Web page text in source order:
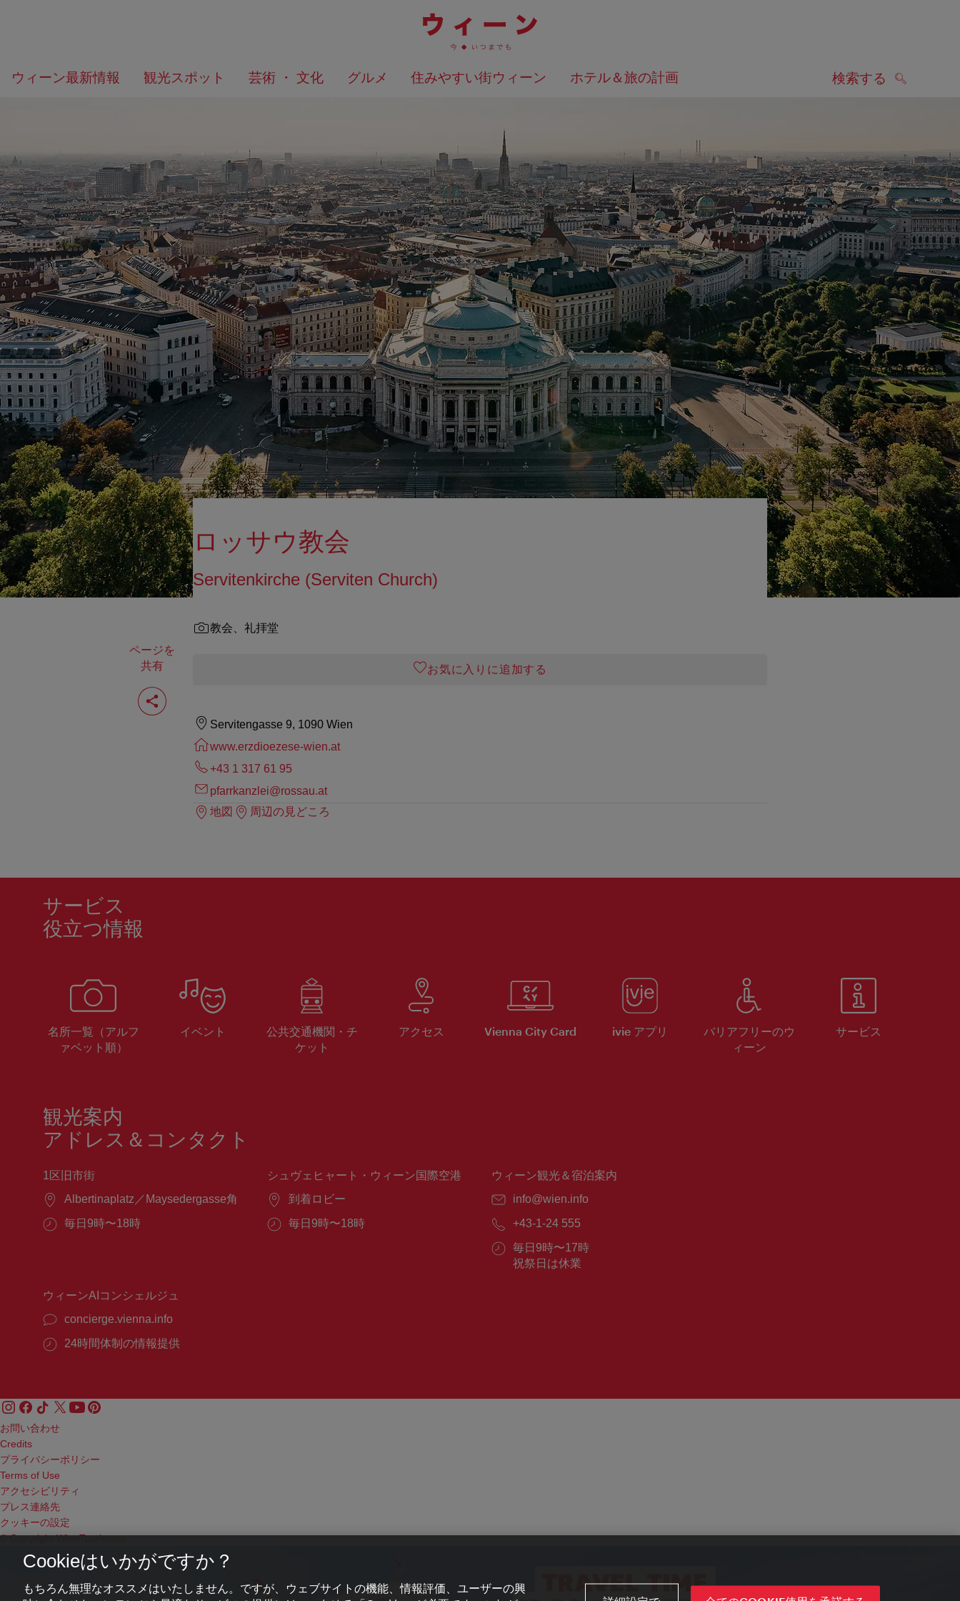
ニ
の
ッ
プ
へ
ウィーン最新情報 観光スポット 芸術 ・ 文化 グルメ 住みやすい街ウィーン ホテル＆旅の計画 検索する
何
を
か？
ページを
共有
ペ
ー
ジ
ロッサウ教会
Servitenkirche (Serviten Church)
教会、礼拝堂
お気に入りに追加する
Servitengasse 9, 1090 Wien
www.erzdioezese-wien.at
+43 1 317 61 95
pfarrkanzlei@rossau.at
地図
周辺の見どころ
サービス
役立つ情報
名所一覧（アルフ
ァベット順）
イベント
公共交通機関・チ
ケット
アクセス Vienna City Card ivie アプリ
バリアフリーのウ
ィーン
サービス
観光案内
アドレス＆コンタクト
1区旧市街
場
Albertinaplatz／Maysedergasse角
営
毎日9時〜18時
シュヴェヒャート・ウィーン国際空港
場
到着ロビー
営
毎日9時〜18時
ウィーン観光＆宿泊案内
E
ー
ル：
info@wien.info
電
番
号：
+43-1-24 555
営
業
毎日9時〜17時
祝祭日は休業
ウィーンAIコンシェルジュ
concierge.vienna.info
24時間体制の情報提供
お問い合わせ
Credits
プライバシーポリシー
Terms of Use
アクセシビリティ
プレス連絡先
クッキーの設定
© Copyright WienTourismus
Cookieはいかがですか？
もちろん無理なオススメはいたしません。ですが、ウェブサイトの機能、情報評価、ユーザーの興